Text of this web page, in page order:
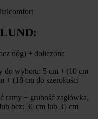
nóg) + doliczona
do wyboru: 5 cm + (10 cm
+ (18 cm do szerokości
ramy + grubość zagłówka,
bez: 30 cm lub 35 cm